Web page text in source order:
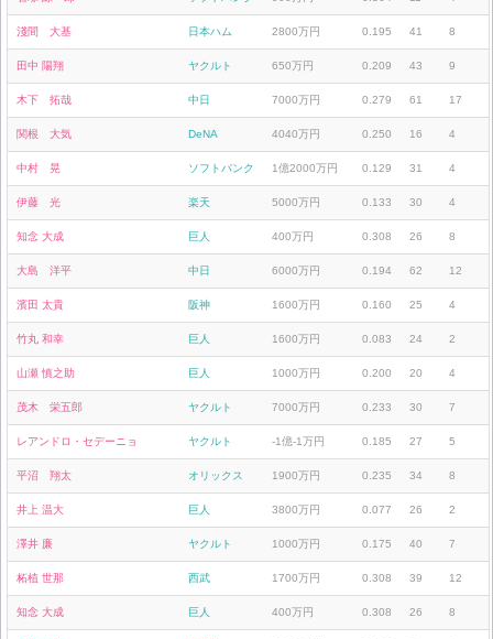
淺間 大基 日本ハム 2800万円 0.195 41 8
田中 陽翔 ヤクルト 650万円 0.209 43 9
木下 拓哉 中日 7000万円 0.279 61 17
関根 大気 DeNA 4040万円 0.250 16 4
中村 晃 ソフトバンク 1億2000万円 0.129 31 4
伊藤 光 楽天 5000万円 0.133 30 4
知念 大成 巨人 400万円 0.308 26 8
大島 洋平 中日 6000万円 0.194 62 12
濱田 太貴 阪神 1600万円 0.160 25 4
竹丸 和幸 巨人 1600万円 0.083 24 2
山瀬 慎之助 巨人 1000万円 0.200 20 4
茂木 栄五郎 ヤクルト 7000万円 0.233 30 7
レアンドロ・セデーニョ ヤクルト -1億-1万円 0.185 27 5
平沼 翔太 オリックス 1900万円 0.235 34 8
井上 温大 巨人 3800万円 0.077 26 2
澤井 廉 ヤクルト 1000万円 0.175 40 7
柘植 世那 西武 1700万円 0.308 39 12
知念 大成 巨人 400万円 0.308 26 8